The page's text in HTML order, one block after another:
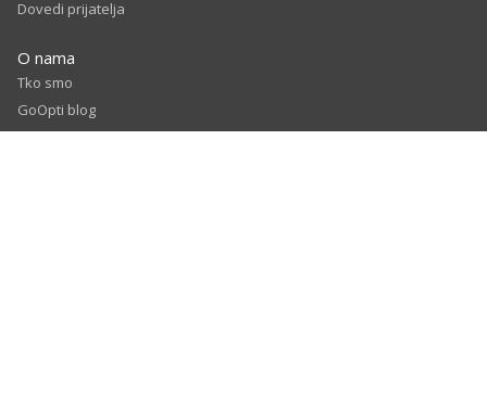
Dovedi prijatelja
O nama
Tko smo
GoOpti blog
Prodajni partneri